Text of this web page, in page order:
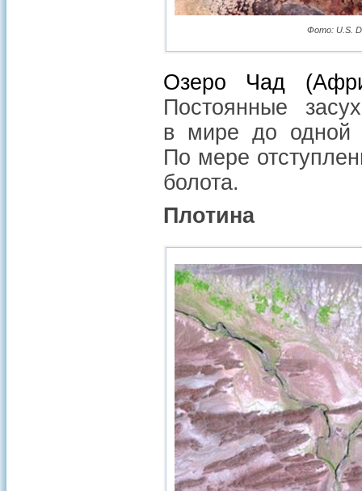
Фото: U.S.
Озеро Чад
Постоянные
в мире до одной
По мере
болота.
Плотина